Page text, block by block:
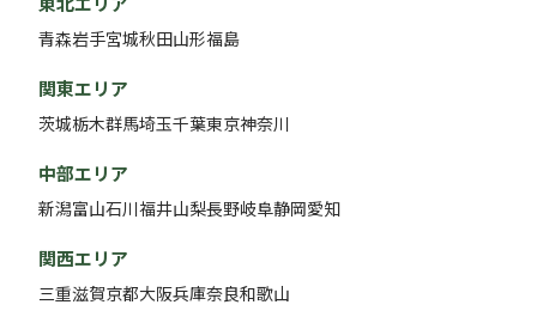
青森岩手宮城秋田山形福島
関東エリア
茨城栃木群馬埼玉千葉東京神奈川
中部エリア
新潟富山石川福井山梨長野岐阜静岡愛知
関西エリア
三重滋賀京都大阪兵庫奈良和歌山